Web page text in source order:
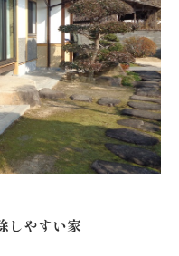
しやすい家